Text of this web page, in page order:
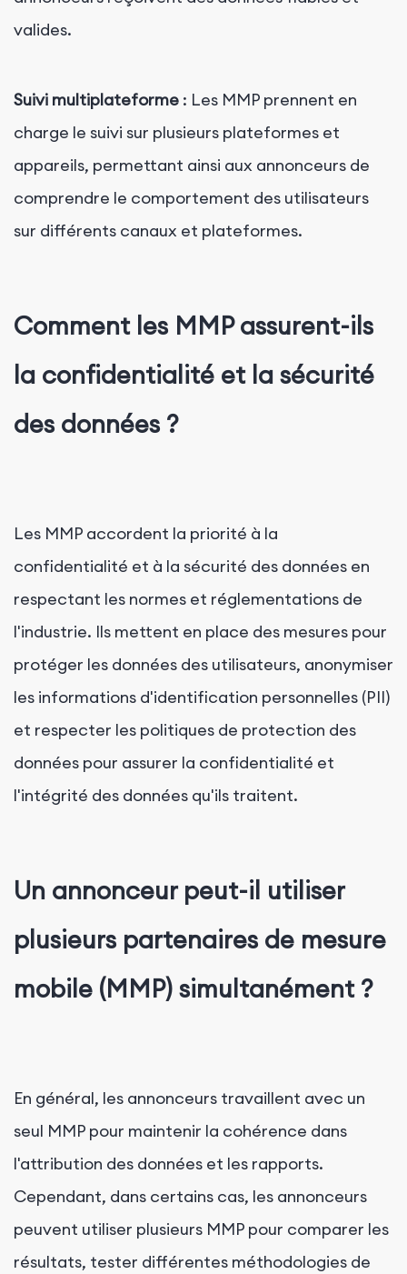
valides.
Suivi multiplateforme : Les MMP prennent en
charge le suivi sur plusieurs plateformes et
appareils, permettant ainsi aux annonceurs de
comprendre le comportement des utilisateurs
sur différents canaux et plateformes.
Comment les MMP assurent-ils
la confidentialité et la sécurité
des données ?
Les MMP accordent la priorité à la
confidentialité et à la sécurité des données en
respectant les normes et réglementations de
l'industrie. Ils mettent en place des mesures pour
protéger les données des utilisateurs, anonymiser
les informations d'identification personnelles (PII)
et respecter les politiques de protection des
données pour assurer la confidentialité et
l'intégrité des données qu'ils traitent.
Un annonceur peut-il utiliser
plusieurs partenaires de mesure
mobile (MMP) simultanément ?
En général, les annonceurs travaillent avec un
seul MMP pour maintenir la cohérence dans
l'attribution des données et les rapports.
Cependant, dans certains cas, les annonceurs
peuvent utiliser plusieurs MMP pour comparer les
résultats, tester différentes méthodologies de